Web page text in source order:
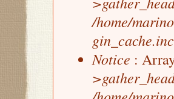
/home/
gin_cache.inc
Notice :